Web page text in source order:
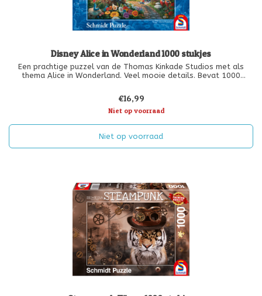
Disney Alice in Wonderland 1000 stukjes
Een prachtige puzzel van de Thomas Kinkade Studios met als
thema Alice in Wonderland. Veel mooie details. Bevat 1000
€16,99
Niet op voorraad
Niet op voorraad